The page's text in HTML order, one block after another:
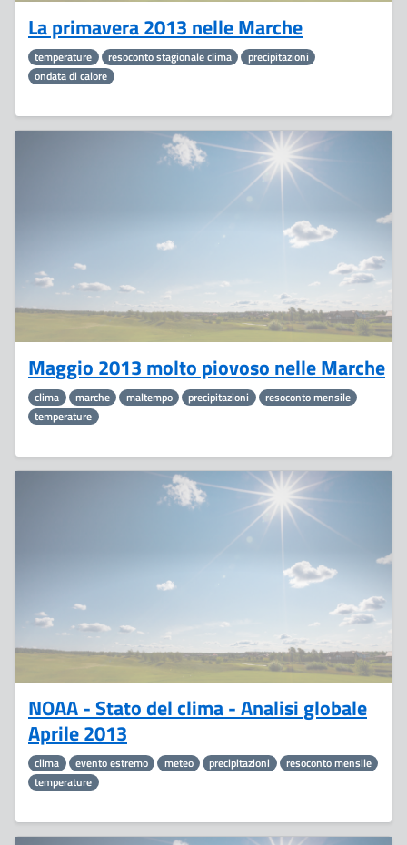
La primavera 2013 nelle Marche
temperature resoconto stagionale clima
precipitazioni
ondata di calore
Maggio 2013 molto piovoso nelle Marche
clima marche maltempo precipitazioni
resoconto mensile
temperature
NOAA - Stato del clima - Analisi globale
Aprile 2013
clima evento estremo meteo precipitazioni
resoconto mensile
temperature